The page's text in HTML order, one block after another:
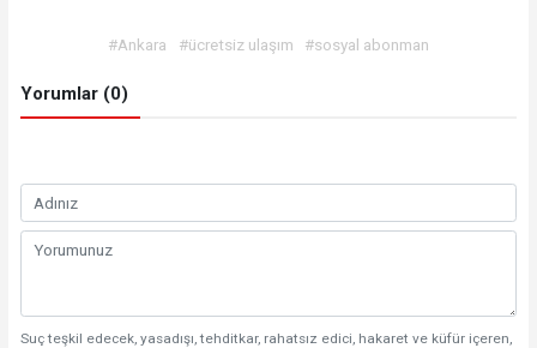
#Ankara #ücretsiz ulaşım #sosyal abonman
Yorumlar (0)
Suç teşkil edecek, yasadışı, tehditkar, rahatsız edici, hakaret ve küfür içeren,